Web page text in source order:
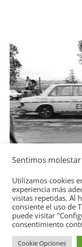
de
Seguridad
Toyota
2 de julio
Sentimos
Utilizamos cookies
experiencia más
visitas repetidas. Al
consiente el uso de
puede visitar
consentimiento
Cookie Opciones